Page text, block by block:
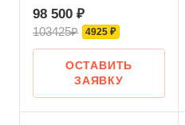
98 500 ₽
103425₽ 4925 ₽
ОСТАВИТЬ
ЗАЯВКУ